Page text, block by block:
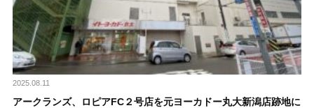
2025.08.11
アークランズ、ロピアFC２号店を元ヨーカドー丸大新潟店跡地に